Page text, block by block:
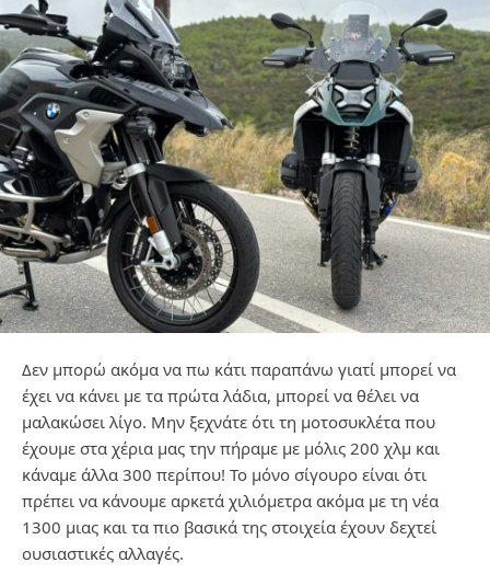
Δεν μπορώ ακόμα να πω κάτι παραπάνω γιατί μπορεί να
έχει να κάνει με τα πρώτα λάδια, μπορεί να θέλει να
μαλακώσει λίγο. Μην ξεχνάτε ότι τη μοτοσυκλέτα που
έχουμε στα χέρια μας την πήραμε με μόλις 200 χλμ και
κάναμε άλλα 300 περίπου! Το μόνο σίγουρο είναι ότι
πρέπει να κάνουμε αρκετά χιλιόμετρα ακόμα με τη νέα
1300 μιας και τα πιο βασικά της στοιχεία έχουν δεχτεί
ουσιαστικές αλλαγές.